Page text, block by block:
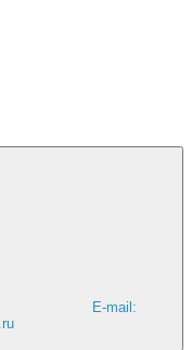
E-mail: